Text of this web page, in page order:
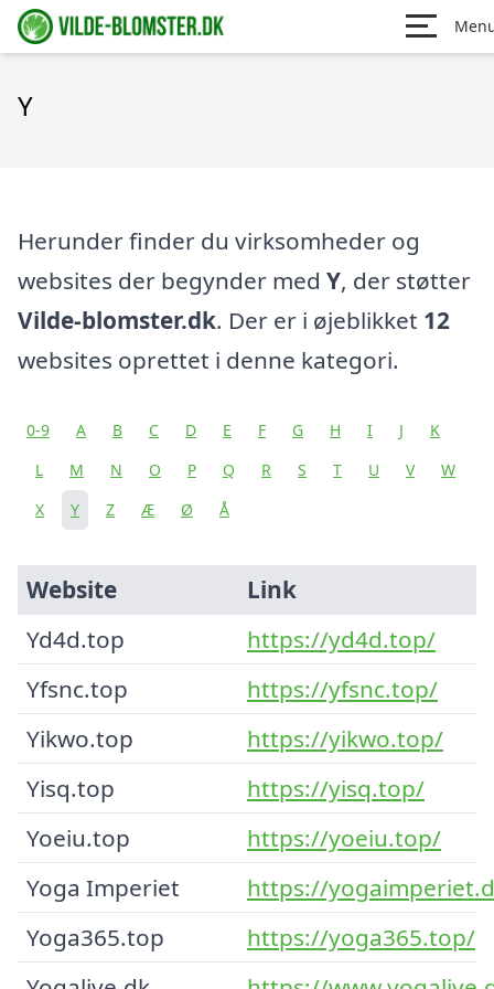
Y
Herunder finder du virksomheder og
websites der begynder med Y, der støtter
Vilde-blomster.dk. Der er i øjeblikket 12
websites oprettet i denne kategori.
0-9 A B C D E F G H I J
K
L
M N O P Q R S T U V
W
X
Y Z Æ Ø Å
Website
Link
Yd4d.top
https://yd4d.top/
Yfsnc.top
https://yfsnc.top/
Yikwo.top
https://yikwo.top/
Yisq.top
https://yisq.top/
Yoeiu.top
https://yoeiu.top/
Yoga Imperiet
https://
Yoga365.top
https://yoga365.top/